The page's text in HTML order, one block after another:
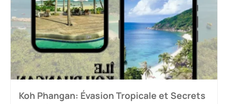
Koh Phangan: Évasion Tropicale et Secrets